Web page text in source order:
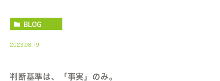
BLOG
2023.08.19
判断基準は、「事実」のみ。